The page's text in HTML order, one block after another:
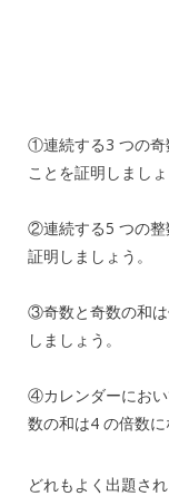
①連続する3 つの奇
ことを証明しましょ
②連続する5 つの整
証明しましょう。
③奇数と奇数の和
しましょう。
④カレンダーにお
数の和は4 の倍数
どれもよく出題さ